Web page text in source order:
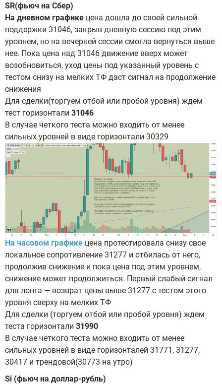
SR(фьюч на Сбер)
На дневном графике цена дошла до своей сильной
поддержки 31046, закрыв дневную сессию под этим
уровнем, но на вечерней сессии смогла вернуться выше
нее. Пока цена над 31046 движение вверх может
возобновиться, уход цены под указанный уровень с
тестом снизу на мелких ТФ даст сигнал на продолжение
снижения
Для сделки(торгуем отбой или пробой уровня) ждем
тест горизонтали 31046
В случае четкого теста можно входить от менее
сильных уровней в виде горизонтали 30329
На часовом графике цена протестировала снизу свое
локальное сопротивление 31277 и отбилась от него,
продолжив снижение и пока цена под этим уровнем,
снижение может продолжиться. Первый слабый сигнал
для лонга — возврат цены выше 31277 с тестом этого
уровня сверху на мелких ТФ
Для сделки (торгуем отбой или пробой уровня) ждем
теста горизонтали 31990
В случае четкого теста можно входить от менее
сильных уровней в виде горизонталей 31771, 31277,
30417 и трендовой(30773 на утро)
Si (фьюч на доллар-рубль)